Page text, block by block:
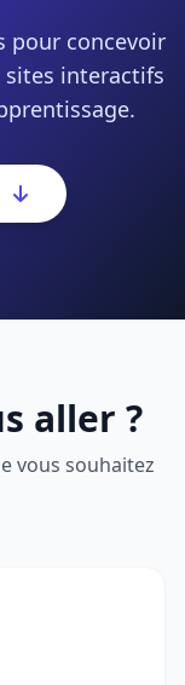
pour concevoir
sites interactifs
aller ?
vous souhaitez